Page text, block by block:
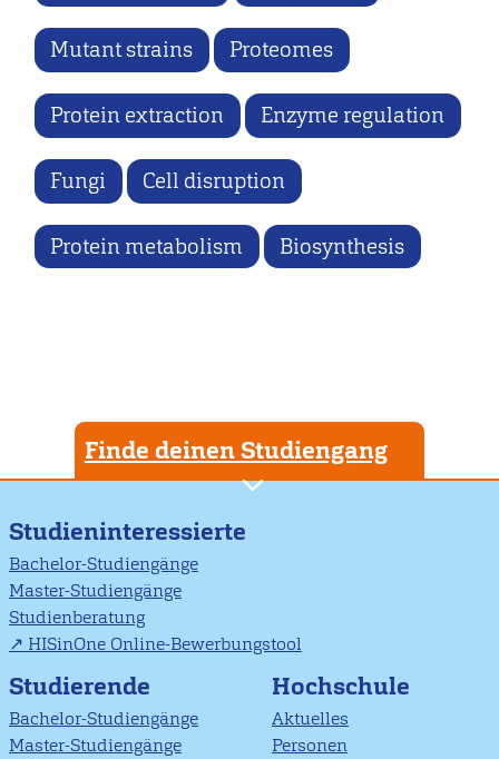
Mutant strains Proteomes
Protein extraction Enzyme regulation
Fungi Cell disruption
Protein metabolism Biosynthesis
Finde deinen Studiengang
Studieninteressierte
Bachelor-Studiengänge
Master-Studiengänge
Studienberatung
HISinOne Online-Bewerbungstool
Studierende
Bachelor-Studiengänge
Master-Studiengänge
Hochschule
Aktuelles
Personen